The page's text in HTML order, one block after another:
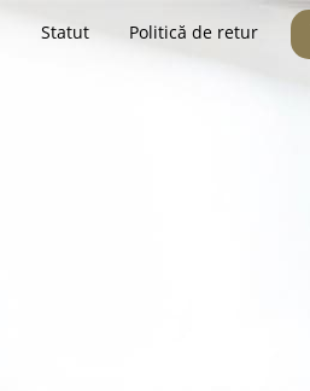
Statut Politică de retur